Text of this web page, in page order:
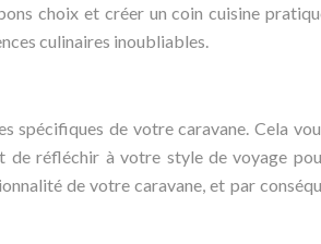
choix et créer un coin cuisine
culinaires inoubliables.
spécifiques de votre caravane. Cela
de réfléchir à votre style de voyage
de votre caravane, et par